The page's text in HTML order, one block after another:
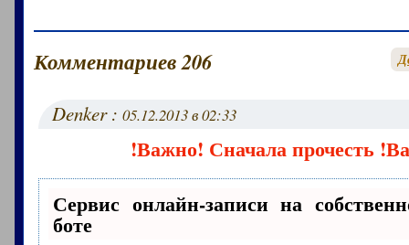
Комментариев 206
Denker :05.12.2013 в 02:33
!Важно! Сначала прочесть
Сервис онлайн-записи на
боте